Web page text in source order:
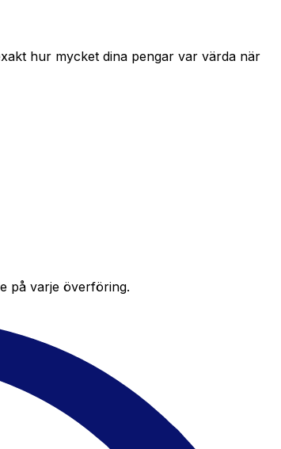
hur mycket dina pengar var värda när
på varje överföring.